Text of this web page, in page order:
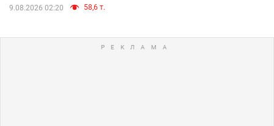
9.08.2026 02:20 58,6 т.